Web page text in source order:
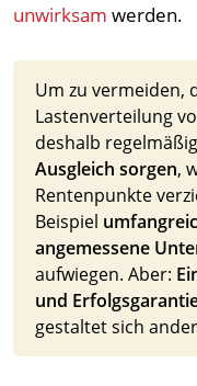
unwirksam werden.
Um zu vermeiden,
Lastenverteilung
deshalb regelmäßig
Ausgleich sorgen,
Rentenpunkte
Beispiel
angemessene
aufwiegen. Aber:
und
gestaltet sich